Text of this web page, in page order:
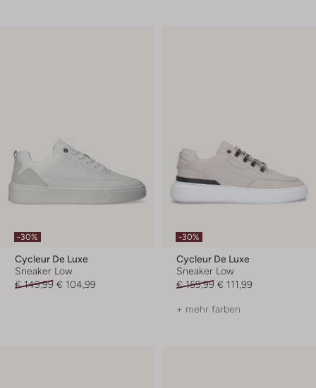
-30%
Cycleur De Luxe
Sneaker Low
€ 149,99 € 104,99
-30%
Cycleur De Luxe
Sneaker Low
€ 159,99 € 111,99
+ mehr farben